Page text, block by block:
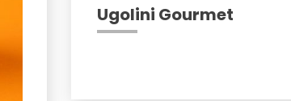
Ugolini Gourmet